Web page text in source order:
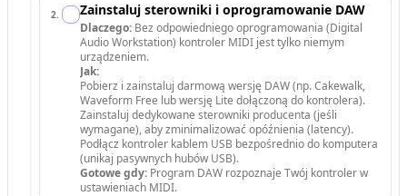
2. Zainstaluj sterowniki i oprogramowanie DAW
Dlaczego: Bez odpowiedniego oprogramowania (Digital
Audio Workstation) kontroler MIDI jest tylko niemym
urządzeniem.
Jak:
Pobierz i zainstaluj darmową wersję DAW (np. Cakewalk,
Waveform Free lub wersję Lite dołączoną do kontrolera).
Zainstaluj dedykowane sterowniki producenta (jeśli
wymagane), aby zminimalizować opóźnienia (latency).
Podłącz kontroler kablem USB bezpośrednio do komputera
(unikaj pasywnych hubów USB).
Gotowe gdy: Program DAW rozpoznaje Twój kontroler w
ustawieniach MIDI.